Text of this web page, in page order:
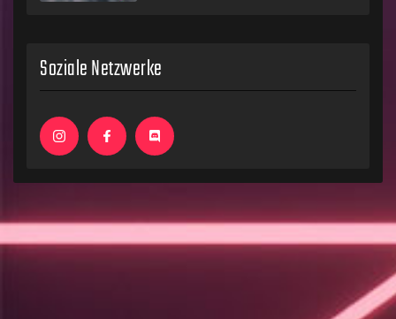
Soziale Netzwerke